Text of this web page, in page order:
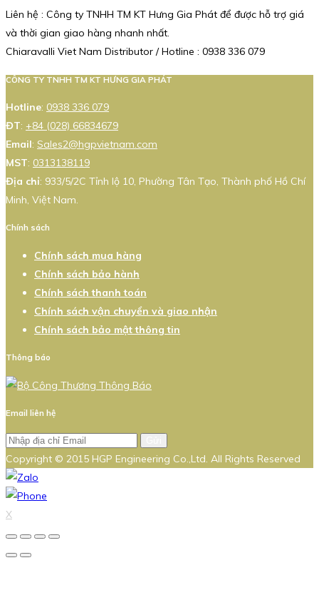
Liên hệ : Công ty TNHH TM KT Hưng Gia Phát để được hỗ trợ giá
và thời gian giao hàng nhanh nhất.
Chiaravalli Viet Nam Distributor / Hotline : 0938 336 079
CÔNG TY TNHH TM KT HƯNG GIA PHÁT
Hotline: 0938 336 079
ĐT: +84 (028) 66834679
Email: Sales2@hgpvietnam.com
MST: 0313138119
Địa chỉ: 933/5/2C Tỉnh lộ 10, Phường Tân Tạo, Thành phố Hồ Chí
Minh, Việt Nam.
Chính sách
Chính sách mua hàng
Chính sách bảo hành
Chính sách thanh toán
Chính sách vận chuyển và giao nhận
Chính sách bảo mật thông tin
Thông báo
Email liên hệ
Copyright © 2015 HGP Engineering Co.,Ltd. All Rights Reserved
X